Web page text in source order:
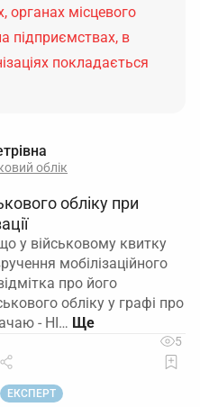
органах місцевого
підприємствах, в
покладається
облік
обліку при
у військовому квитку
мобілізаційного
про його
обліку у графі про
- НІ…
5
ЕКСПЕРТ